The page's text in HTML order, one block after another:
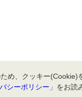
め、クッキー
シーポリシー 」をお読